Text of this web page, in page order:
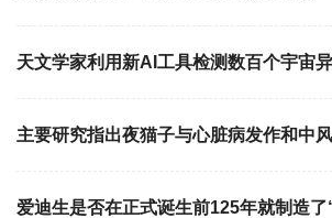
天文学家利用新AI工具检测数百个宇宙
主要研究指出夜猫子与心脏病发作和中
爱迪生是否在正式诞生前125年就制造了